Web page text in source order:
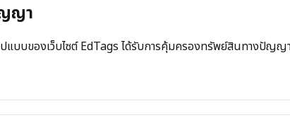
ญา
แบบของเว็บไซต์EdTags ได้รับการคุ้มครองทรัพย์สินทางปัญญ